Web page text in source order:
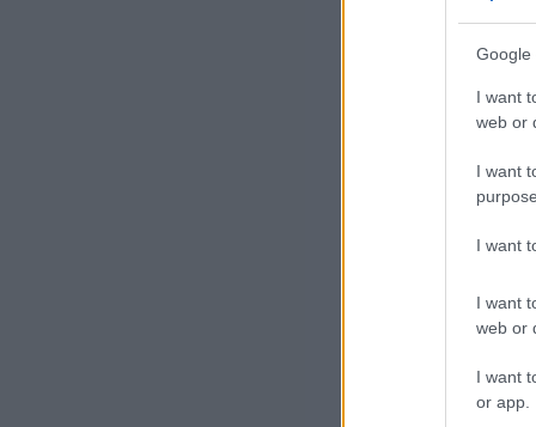
Google
I want
web or
I want
I want
I want
web or
I want
or app.
A
A